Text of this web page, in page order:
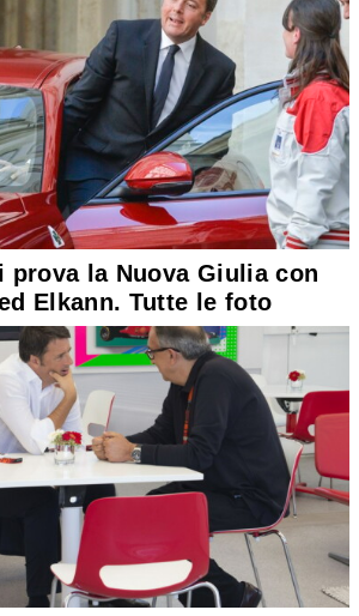
prova la Nuova Giulia con
Elkann. Tutte le foto